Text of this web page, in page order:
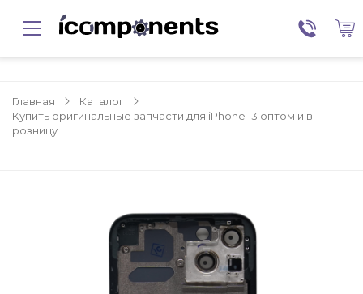
Главная
Каталог
Купить оригинальные запчасти для iPhone 13 оптом и в
розницу